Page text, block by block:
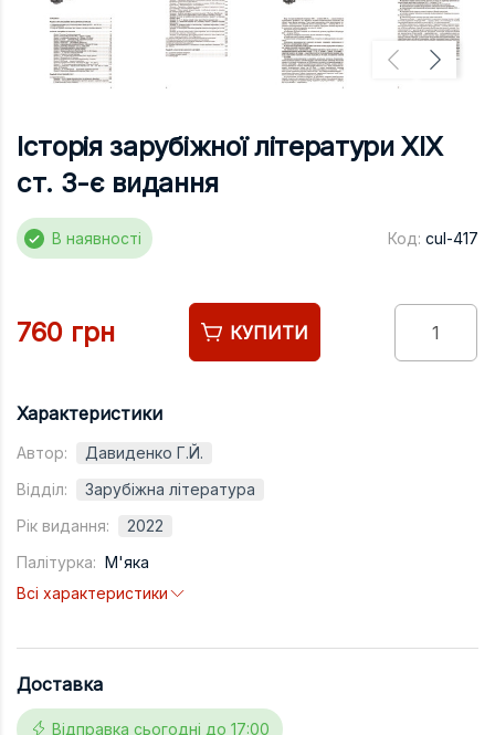
Підручники
Право
Управління
Філологія
Філософія
Інші книги
Історія зарубіжної літератури XIX
ст. 3-є видання
В наявності Код: cul-417
760 грн КУПИТИ
Характеристики
Автор:
Давиденко Г.Й.
Відділ:
Зарубіжна література
Рік видання:
2022
Палітурка: М'яка
Всі характеристики
Доставка
Відправка сьогодні до 17:00